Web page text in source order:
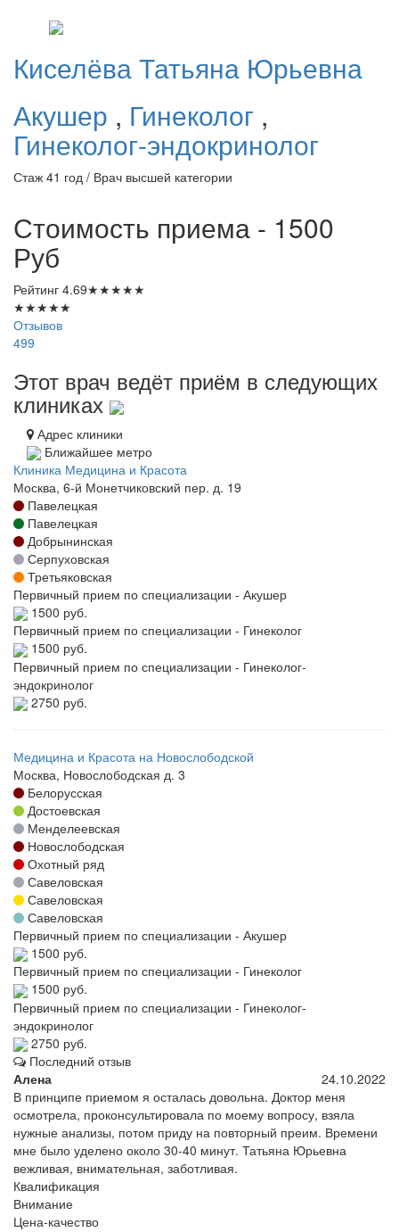
КиселёваТатьяна Юрьевна
Акушер , Гинеколог ,
Гинеколог-эндокринолог
Стаж 41 год / Врач высшей категории
Стоимость приема - 1500
Руб
Рейтинг 4.69★★★★★
★★★★★
Отзывов
499
Этот врач ведёт приём в следующих
клиниках
Адрес клиники
Ближайшее метро
Клиника Медицина и Красота
Москва, 6-й Монетчиковский пер. д. 19
Павелецкая
Павелецкая
Добрынинская
Серпуховская
Третьяковская
Первичный прием по специализации - Акушер
1500 руб.
Первичный прием по специализации - Гинеколог
1500 руб.
Первичный прием по специализации - Гинеколог-
эндокринолог
2750 руб.
Медицина и Красота на Новослободской
Москва, Новослободская д. 3
Белорусская
Достоевская
Менделеевская
Новослободская
Охотный ряд
Савеловская
Савеловская
Савеловская
Первичный прием по специализации - Акушер
1500 руб.
Первичный прием по специализации - Гинеколог
1500 руб.
Первичный прием по специализации - Гинеколог-
эндокринолог
2750 руб.
Последний отзыв
Алена
24.10.2022
В принципе приемом я осталась довольна. Доктор меня
осмотрела, проконсультировала по моему вопросу, взяла
нужные анализы, потом приду на повторный преим. Времени
мне было уделено около 30-40 минут. Татьяна Юрьевна
вежливая, внимательная, заботливая.
Квалификация
Внимание
Цена-качество